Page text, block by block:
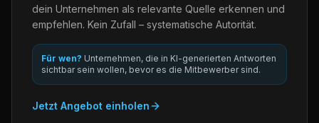
dein Unternehmen als relevante Quelle erkennen und
empfehlen. Kein Zufall – systematische Autorität.
Für wen? Unternehmen, die in KI-generierten Antworten
sichtbar sein wollen, bevor es die Mitbewerber sind.
Jetzt Angebot einholen